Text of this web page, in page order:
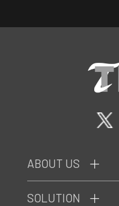
ABOUT US
SOLUTION